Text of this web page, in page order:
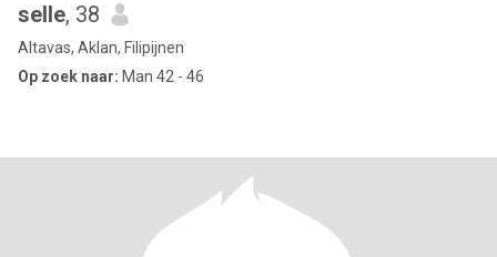
selle, 38
Altavas, Aklan, Filipijnen
Op zoek naar: Man 42 - 46